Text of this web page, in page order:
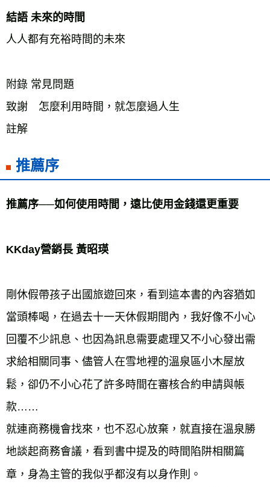
結語 未來的時間
人人都有充裕時間的未來
附錄 常見問題
致謝　怎麼利用時間，就怎麼過人生
註解
推薦序
推薦序──如何使用時間，遠比使用金錢還更重要
KKday營銷長 黃昭瑛
剛休假帶孩子出國旅遊回來，看到這本書的內容猶如
當頭棒喝，在過去十一天休假期間內，我好像不小心
回覆不少訊息、也因為訊息需要處理又不小心發出需
求給相關同事、儘管人在雪地裡的溫泉區小木屋放
鬆，卻仍不小心花了許多時間在審核合約申請與帳
款……
就連商務機會找來，也不忍心放棄，就直接在溫泉勝
地談起商務會議，看到書中提及的時間陷阱相關篇
章，身為主管的我似乎都沒有以身作則。